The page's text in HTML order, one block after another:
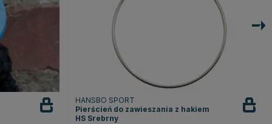
HANSBO SPORT
Pierścień do zawieszania z hakiem
HS Srebrny